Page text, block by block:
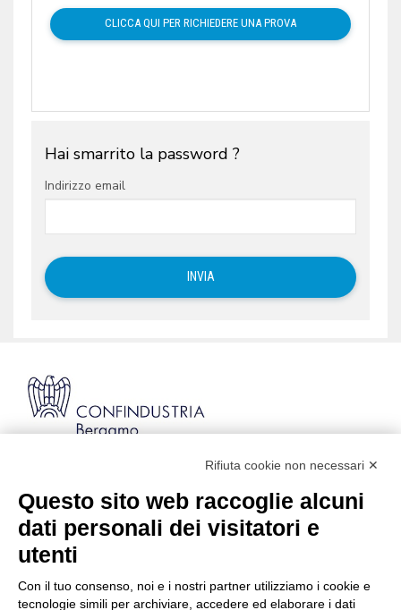
CLICCA QUI PER RICHIEDERE UNA PROVA
Hai smarrito la password ?
Indirizzo email
Codice Fiscale: 80021750163 | PEC:
info@pec.confindustriabergamo.it
CONFINDUSTRIA BERGAMO
Rifiuta cookie non necessari ✕
Questo sito web raccoglie alcuni
dati personali dei visitatori e
utenti
Con il tuo consenso, noi e i nostri partner utilizziamo i cookie e
tecnologie simili per archiviare, accedere ed elaborare i dati